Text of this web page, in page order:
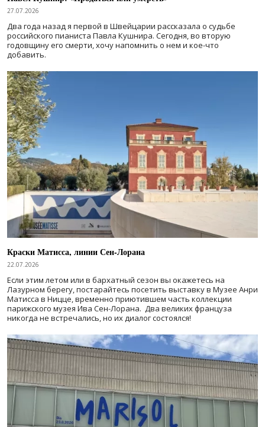
27.07.2026
Два года назад я первой в Швейцарии рассказала о судьбе
российского пианиста Павла Кушнира. Сегодня, во вторую
годовщину его смерти, хочу напомнить о нем и кое-что
добавить.
Краски Матисса, линии Сен-Лорана
22.07.2026
Если этим летом или в бархатный сезон вы окажетесь на
Лазурном берегу, постарайтесь посетить выставку в Музее Анри
Матисса в Ницце, временно приютившем часть коллекции
парижского музея Ива Сен-Лорана. Два великих француза
никогда не встречались, но их диалог состоялся!